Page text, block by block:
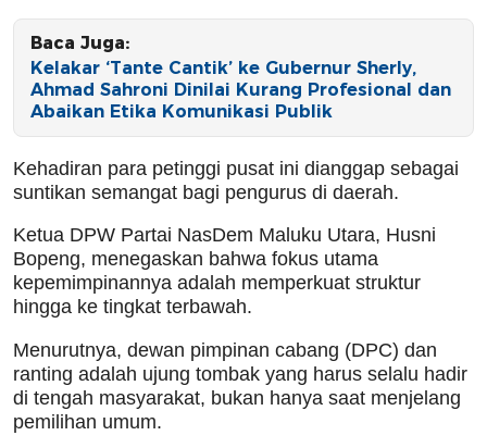
Baca Juga:
Kelakar ‘Tante Cantik’ ke Gubernur Sherly,
Ahmad Sahroni Dinilai Kurang Profesional dan
Abaikan Etika Komunikasi Publik
Kehadiran para petinggi pusat ini dianggap sebagai
suntikan semangat bagi pengurus di daerah.
Ketua DPW Partai NasDem Maluku Utara, Husni
Bopeng, menegaskan bahwa fokus utama
kepemimpinannya adalah memperkuat struktur
hingga ke tingkat terbawah.
Menurutnya, dewan pimpinan cabang (DPC) dan
ranting adalah ujung tombak yang harus selalu hadir
di tengah masyarakat, bukan hanya saat menjelang
pemilihan umum.